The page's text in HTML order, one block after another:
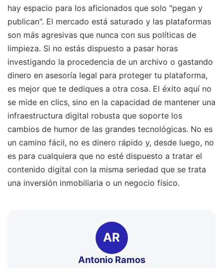
hay espacio para los aficionados que solo "pegan y
publican". El mercado está saturado y las plataformas
son más agresivas que nunca con sus políticas de
limpieza. Si no estás dispuesto a pasar horas
investigando la procedencia de un archivo o gastando
dinero en asesoría legal para proteger tu plataforma,
es mejor que te dediques a otra cosa. El éxito aquí no
se mide en clics, sino en la capacidad de mantener una
infraestructura digital robusta que soporte los
cambios de humor de las grandes tecnológicas. No es
un camino fácil, no es dinero rápido y, desde luego, no
es para cualquiera que no esté dispuesto a tratar el
contenido digital con la misma seriedad que se trata
una inversión inmobiliaria o un negocio físico.
AR
Antonio Ramos